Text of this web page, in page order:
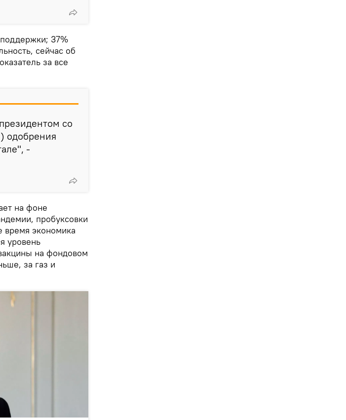
37%
сейчас об
за все
со
одобрения
-
на фоне
пробуксовки
время экономика
уровень
на фондовом
за газ и